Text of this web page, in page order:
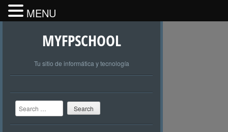
MYFPSCHOOL
Tu sitio de informática y tecnología
Search
MENU